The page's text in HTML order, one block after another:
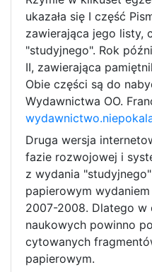
ukazała się I część
zawierająca jego listy,
"studyjnego". Rok
II, zawierająca
Obie części są do
Wydawnictwa OO.
Druga wersja
fazie rozwojowej i
z wydania
papierowym
2007-2008. Dlatego w
naukowych powinno
cytowanych
papierowym.